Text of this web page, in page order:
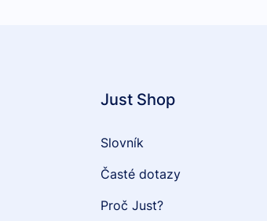
Just Shop
Slovník
Časté dotazy
Proč Just?